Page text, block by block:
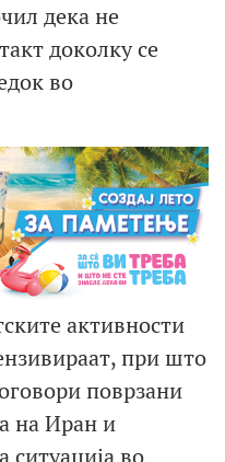
дека не
доколку се
во
активности
при што
поврзани
на Иран и
ситуација во